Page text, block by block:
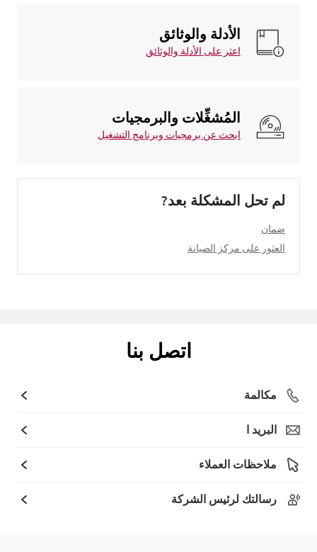
الأدلة والوثائق
اعثر على الأدلة والوثائق
المُشغِّلات والبرمجيات
ابحث عن برمجيات وبرنامج التشغيل
لم تحل المشكلة بعد?
ضمان
العثور على مركز الصيانة
اتصل بنا
مكالمة
البريد ا
ملاحظات العملاء
رسالتك لرئيس الشركة